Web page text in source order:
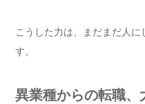
こうした力は、まだまだ人
す。
異業種からの転職、